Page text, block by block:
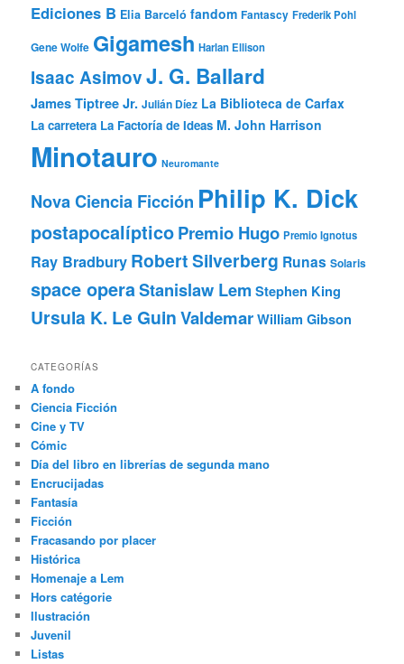
Ediciones B Elia Barceló fandom Fantascy Frederik Pohl
Gene Wolfe Gigamesh Harlan Ellison
Isaac AsimovJ. G. Ballard
James Tiptree Jr. Julián Díez La Biblioteca de Carfax
La carretera La Factoría de Ideas M. John Harrison
Minotauro Neuromante
Nova Ciencia Ficción Philip K. Dick
postapocalípticoPremio Hugo Premio Ignotus
Ray Bradbury Robert Silverberg Runas Solaris
space operaStanislaw Lem Stephen King
Ursula K. Le GuinValdemarWilliam Gibson
CATEGORÍAS
A fondo
Ciencia Ficción
Cine y TV
Cómic
Día del libro en librerías de segunda mano
Encrucijadas
Fantasía
Ficción
Fracasando por placer
Histórica
Homenaje a Lem
Hors catégorie
Ilustración
Juvenil
Listas